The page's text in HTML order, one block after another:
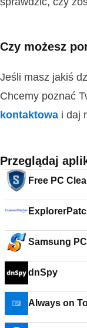
Czy możesz
Jeśli masz jakiś
Chcemy poznać
kontaktowa i daj
Przeglądaj
Free PC
Samsung
dnSpy
Always on